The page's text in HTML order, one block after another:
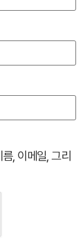
, 이메일, 그리